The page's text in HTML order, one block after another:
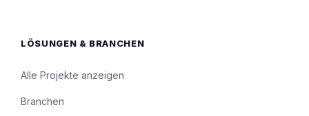
LÖSUNGEN & BRANCHEN
Alle Projekte anzeigen
Branchen